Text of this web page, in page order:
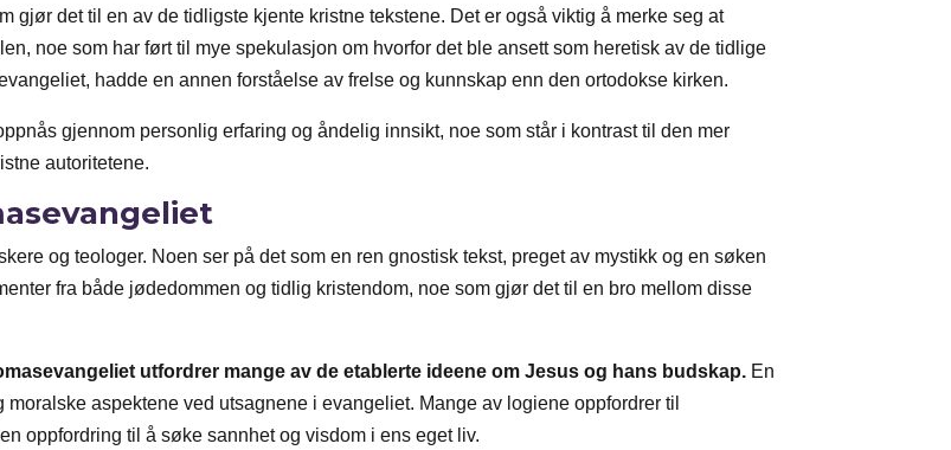
gjør det til en av de tidligste kjente kristne tekstene. Det er også viktig å merke seg at
noe som har ført til mye spekulasjon om hvorfor det ble ansett som heretisk av de tidlige
hadde en annen forståelse av frelse og kunnskap enn den ortodokse kirken.
gjennom personlig erfaring og åndelig innsikt, noe som står i kontrast til den mer
autoritetene.
og teologer. Noen ser på det som en ren gnostisk tekst, preget av mystikk og en søken
fra både jødedommen og tidlig kristendom, noe som gjør det til en bro mellom disse
utfordrer mange av de etablerte ideene om Jesus og hans budskap. En
aspektene ved utsagnene i evangeliet. Mange av logiene oppfordrer til
oppfordring til å søke sannhet og visdom i ens eget liv.